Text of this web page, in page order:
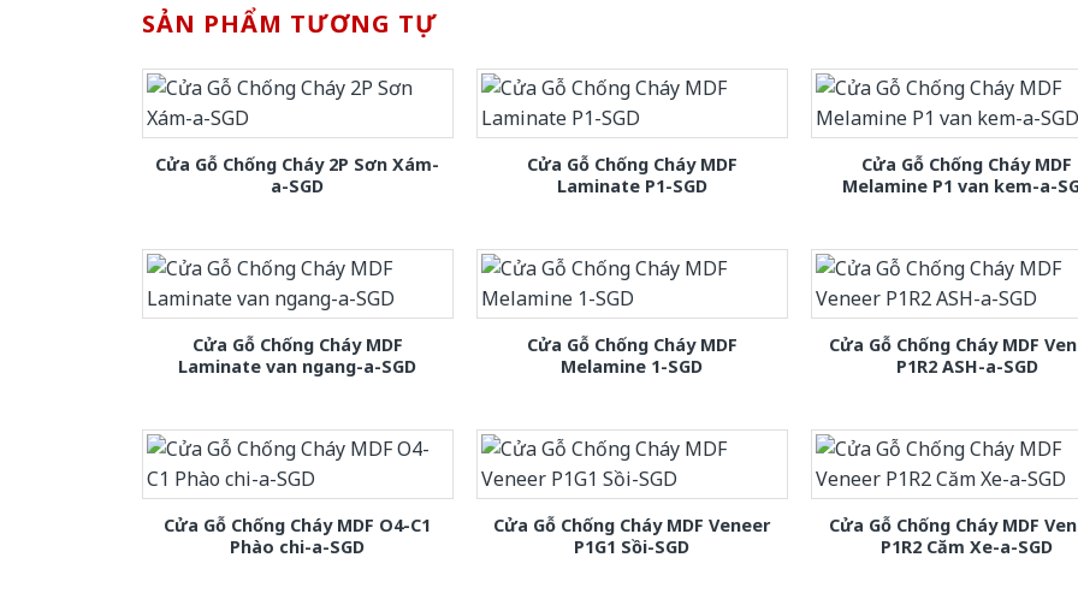
SẢN PHẨM TƯƠNG TỰ
Cửa Gỗ Chống Cháy 2P Sơn Xám-
a-SGD
Cửa Gỗ Chống Cháy MDF
Laminate P1-SGD
Cửa Gỗ Chống Cháy MDF
Melamine P1 van kem-a-
Cửa Gỗ Chống Cháy MDF
Laminate van ngang-a-SGD
Cửa Gỗ Chống Cháy MDF
Melamine 1-SGD
Cửa Gỗ Chống Cháy MDF
P1R2 ASH-a-SGD
Cửa Gỗ Chống Cháy MDF O4-C1
Phào chi-a-SGD
Cửa Gỗ Chống Cháy MDF Veneer
P1G1 Sồi-SGD
Cửa Gỗ Chống Cháy MDF
P1R2 Căm Xe-a-SGD